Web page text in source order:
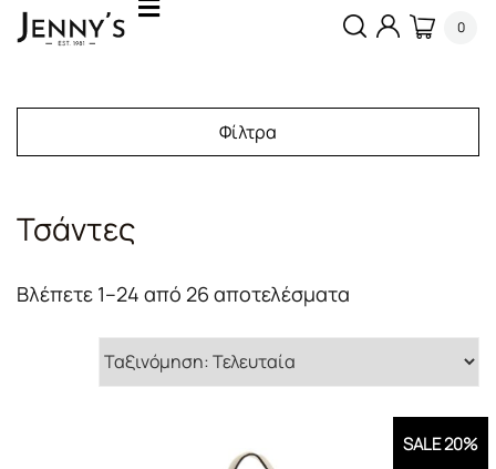
0
Φίλτρα
Τσάντες
Βλέπετε 1–24 από 26 αποτελέσματα
SALE 20%